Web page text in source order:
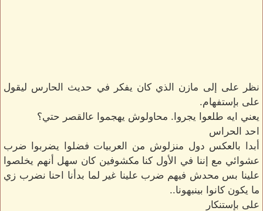
نظر على إلى مازن الذي كان يفكر في حديث الحارس ليقول
على بإستفهام.
يعني ايه طلعوا يجروا. محاولوش يهجموا عالقصر حتي؟
احد الحراس
أبدا بالعكس دول منزلوش من العربيات فضلوا يضربوا ضرب
عشوائي مع إننا في الأول كنا مكشوفين كان سهل أنهم يخلصوا
علينا بس محدش فيهم ضرب علينا غير لما بدأنا احنا نضرب زي
ما يكون كانوا بينبهونا..
على بإستنكار